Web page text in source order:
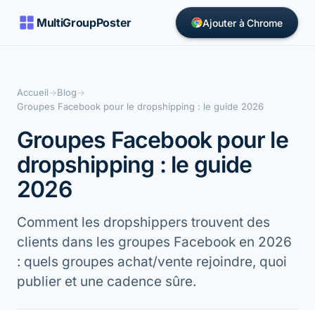
MultiGroupPoster Ajouter à Chrome
Accueil→Blog→
Groupes Facebook pour le dropshipping : le guide 2026
Groupes Facebook pour le
dropshipping : le guide
2026
Comment les dropshippers trouvent des
clients dans les groupes Facebook en 2026
: quels groupes achat/vente rejoindre, quoi
publier et une cadence sûre.